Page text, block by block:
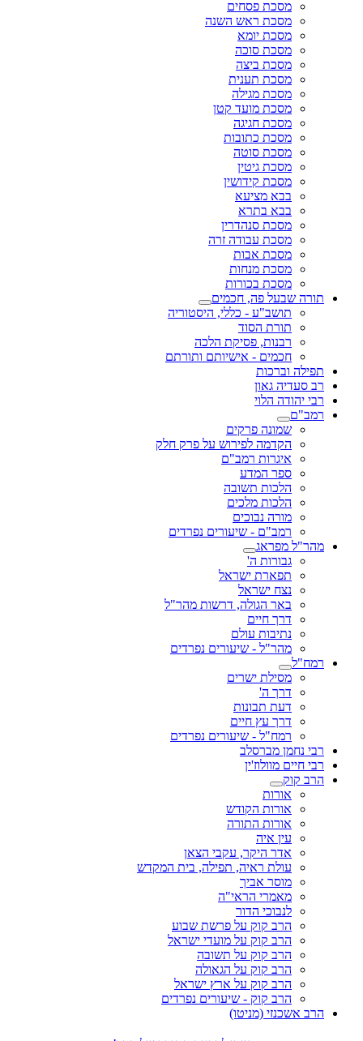
מסכת פסחים
מסכת ראש השנה
מסכת יומא
מסכת סוכה
מסכת ביצה
מסכת תענית
מסכת מגילה
מסכת מועד קטן
מסכת חגיגה
מסכת כתובות
מסכת סוטה
מסכת גיטין
מסכת קידושין
בבא מציעא
בבא בתרא
מסכת סנהדרין
מסכת עבודה זרה
מסכת אבות
מסכת מנחות
מסכת בכורות
תורה שבעל פה, חכמים
תושב"ע - כללי, היסטוריה
תורת הסוד
רבנות, פסיקת הלכה
חכמים - אישיותם ותורתם
תפילה וברכות
רב סעדיה גאון
רבי יהודה הלוי
רמב"ם
שמונה פרקים
הקדמה לפירוש על פרק חלק
איגרות רמב"ם
ספר המדע
הלכות תשובה
הלכות מלכים
מורה נבוכים
רמב"ם - שיעורים נפרדים
מהר"ל מפראג
גבורות ה'
תפארת ישראל
נצח ישראל
באר הגולה, דרשות מהר"ל
דרך חיים
נתיבות עולם
מהר"ל - שיעורים נפרדים
רמח"ל
מסילת ישרים
דרך ה'
דעת תבונות
דרך עץ חיים
רמח"ל - שיעורים נפרדים
רבי נחמן מברסלב
רבי חיים מוולוז'ין
הרב קוק
אורות
אורות הקודש
אורות התורה
עין איה
אדר היקר, עקבי הצאן
עולת ראיה, תפילה, בית המקדש
מוסר אביך
מאמרי הראי"ה
לנבוכי הדור
הרב קוק על פרשת שבוע
הרב קוק על מועדי ישראל
הרב קוק על תשובה
הרב קוק על הגאולה
הרב קוק על ארץ ישראל
הרב קוק - שיעורים נפרדים
הרב אשכנזי (מניטו)